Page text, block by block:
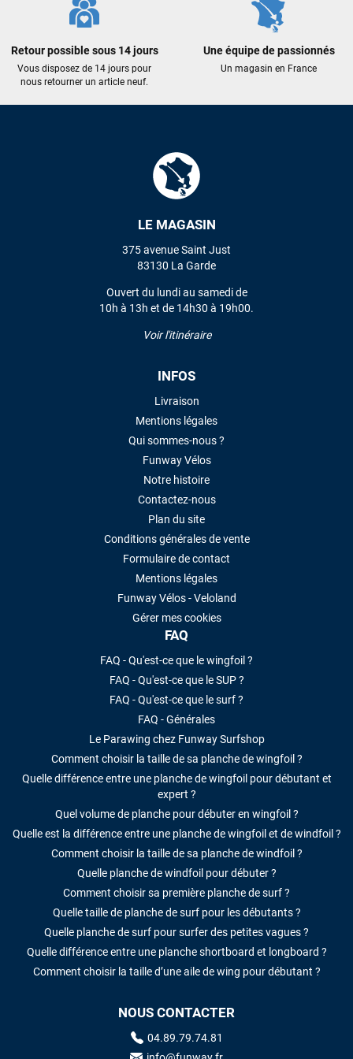
Retour possible sous 14 jours
Vous disposez de 14 jours pour
nous retourner un article neuf.
Une équipe de passionnés
Un magasin en France
LE MAGASIN
375 avenue Saint Just
83130 La Garde
Ouvert du lundi au samedi de
10h à 13h et de 14h30 à 19h00.
Voir l'itinéraire
INFOS
Livraison
Mentions légales
Qui sommes-nous ?
Funway Vélos
Notre histoire
Contactez-nous
Plan du site
Conditions générales de vente
Formulaire de contact
Mentions légales
Funway Vélos - Veloland
Gérer mes cookies
FAQ
FAQ - Qu'est-ce que le wingfoil ?
FAQ - Qu'est-ce que le SUP ?
FAQ - Qu'est-ce que le surf ?
FAQ - Générales
Le Parawing chez Funway Surfshop
Comment choisir la taille de sa planche de wingfoil ?
Quelle différence entre une planche de wingfoil pour débutant et
expert ?
Quel volume de planche pour débuter en wingfoil ?
Quelle est la différence entre une planche de wingfoil et de windfoil ?
Comment choisir la taille de sa planche de windfoil ?
Quelle planche de windfoil pour débuter ?
Comment choisir sa première planche de surf ?
Quelle taille de planche de surf pour les débutants ?
Quelle planche de surf pour surfer des petites vagues ?
Quelle différence entre une planche shortboard et longboard ?
Comment choisir la taille d’une aile de wing pour débutant ?
NOUS CONTACTER
04.89.79.74.81
Maronui RICHMOND
il y a 3 mois
J'ai acheté une voile d'occasion depuis Tahiti. Super service.
L'envoi a été rapide. La voile est arrivée en super état.
Mauruuru roa.
LAISSER UN AVIS